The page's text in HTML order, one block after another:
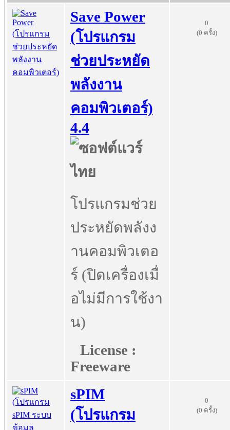
Save Power
(โปรแกรม
ช่วยประหยัด
พลังงาน
คอมพิวเตอร์)
4.4
โปรแกรมช่วย
ประหยัดพลังง
านคอมพิวเตอ
ร์ (ปิดเครื่องเมื่
อไม่มีการใช้งา
น)
License :
Freeware
0
(0 ครั้ง)
sPIM
(โปรแกรม
0
(0 ครั้ง)